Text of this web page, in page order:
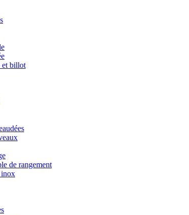
et billot
de rangement
inox